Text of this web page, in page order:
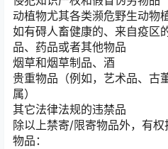
动植物尤其各类濒危野生动物
如有碍人畜健康的、来自疫区
品、药品或者其他物品
烟草和烟草制品、酒
贵重物品（例如，艺术品、古
属）
其它法律法规的违禁品
除以上禁寄/限寄物品外，有
物品：